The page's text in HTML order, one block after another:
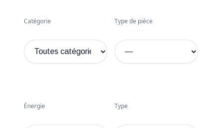
Catégorie Type de pièce
Énergie Type